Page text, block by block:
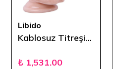
Libido
Kablosuz Titreşimli USB Şarjlı Realistik Vibratör - 21 cm - Ten Rengi
₺ 1,531.00